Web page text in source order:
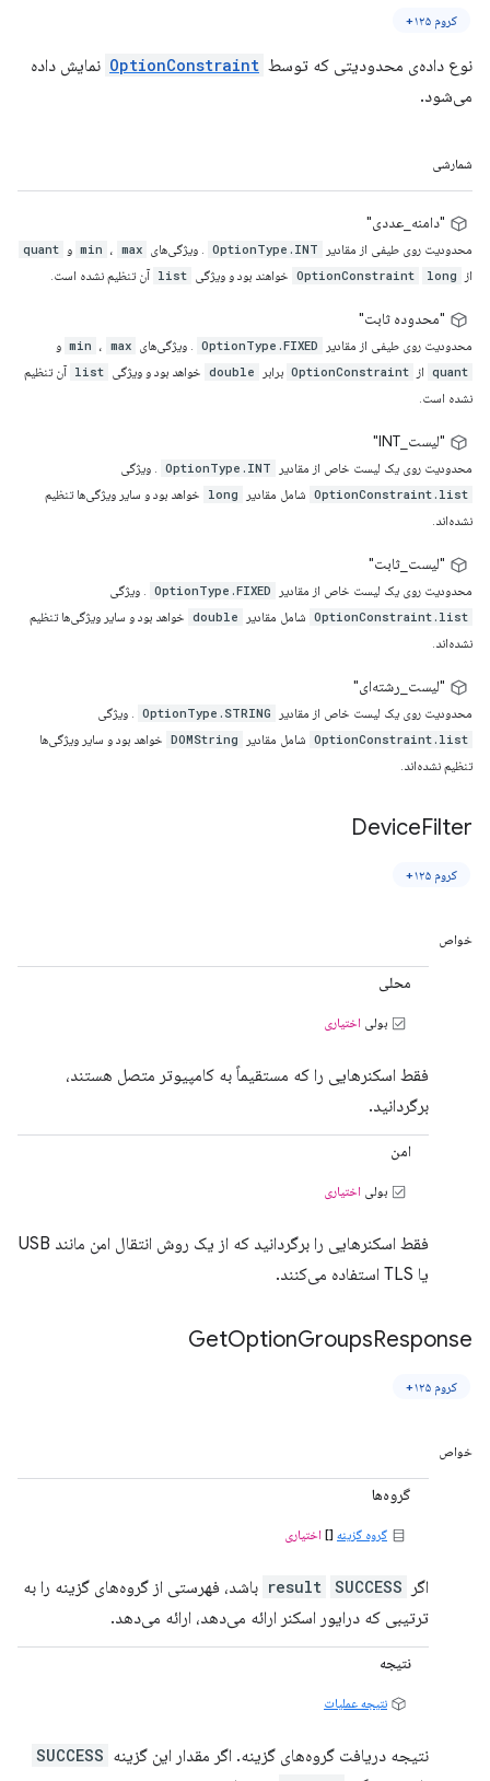
کروم ۱۲۵+
نوع داده‌ی محدودیتی که توسط OptionConstraint نمایش داده
می‌شود.
شمارشی
"دامنه_عددی"
محدودیت روی طیفی از مقادیر OptionType.INT . ویژگی‌های min ، max و quant
از OptionConstraint long خواهند بود و ویژگی list آن تنظیم نشده است.
"محدوده ثابت"
محدودیت روی طیفی از مقادیر OptionType.FIXED . ویژگی‌های min ، max و
quant از OptionConstraint برابر double خواهد بود و ویژگی list آن تنظیم
نشده است.
"لیست_INT"
محدودیت روی یک لیست خاص از مقادیر OptionType.INT . ویژگی
OptionConstraint.list شامل مقادیر long
خواهد بود و سایر ویژگی‌ها تنظیم
نشده‌اند.
"لیست_ثابت"
محدودیت روی یک لیست خاص از مقادیر OptionType.FIXED . ویژگی
OptionConstraint.list شامل مقادیر double خواهد بود و سایر ویژگی‌ها تنظیم
نشده‌اند.
"لیست_رشته‌ای"
محدودیت روی یک لیست خاص از مقادیر OptionType.STRING . ویژگی
OptionConstraint.list شامل مقادیر DOMString خواهد بود و سایر ویژگی‌ها
تنظیم نشده‌اند.
DeviceFilter
کروم ۱۲۵+
خواص
محلی
بولی اختیاری
فقط اسکنرهایی را که مستقیماً به کامپیوتر متصل هستند،
برگردانید.
امن
بولی اختیاری
فقط اسکنرهایی را برگردانید که از یک روش انتقال امن مانند USB
یا TLS استفاده می‌کنند.
GetOptionGroupsResponse
کروم ۱۲۵+
خواص
گروه‌ها
گروه گزینه [] اختیاری
اگر result SUCCESS
باشد، فهرستی از گروه‌های گزینه را به
ترتیبی که درایور اسکنر ارائه می‌دهد، ارائه می‌دهد.
نتیجه
نتیجه عملیات
نتیجه دریافت گروه‌های گزینه. اگر مقدار این گزینه SUCCESS